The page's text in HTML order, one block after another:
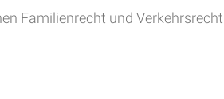
Familienrecht und Verkehrsrecht.